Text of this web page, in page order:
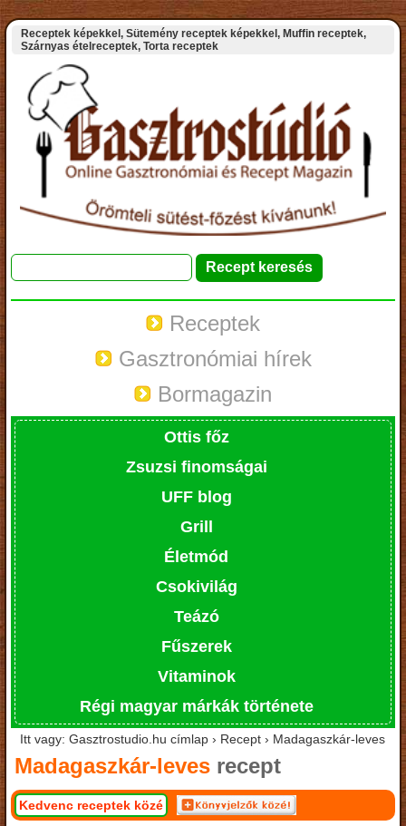
Receptek képekkel, Sütemény receptek képekkel, Muffin receptek,
Szárnyas ételreceptek, Torta receptek
Receptek
Gasztronómiai hírek
Bormagazin
Ottis főz
Zsuzsi finomságai
UFF blog
Grill
Életmód
Csokivilág
Teázó
Fűszerek
Vitaminok
Régi magyar márkák története
Itt vagy: Gasztrostudio.hu címlap › Recept › Madagaszkár-leves
Madagaszkár-leves recept
Kedvenc receptek közé